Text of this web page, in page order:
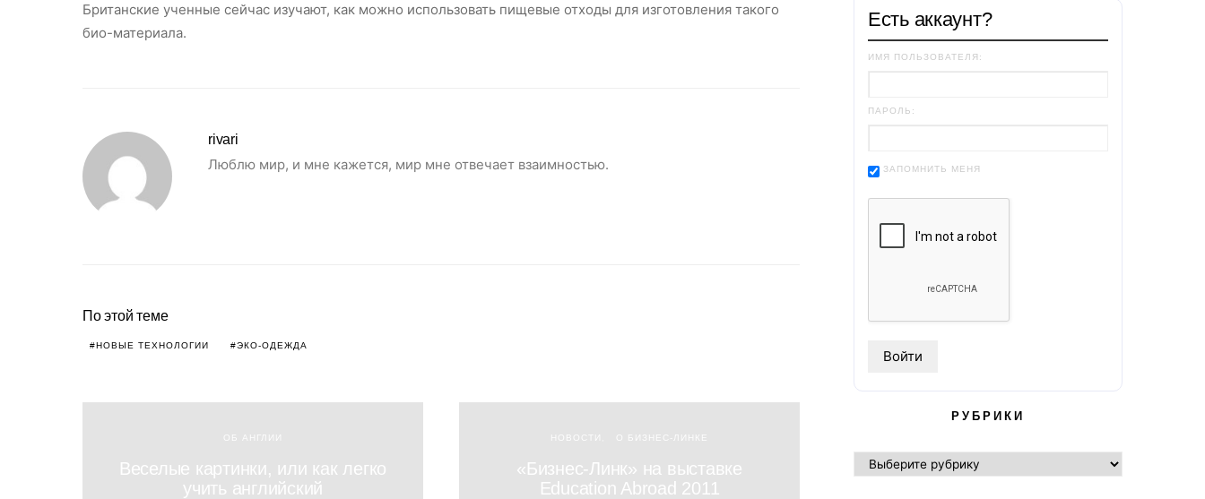
Британские ученные сейчас изучают, как можно использовать пищевые отходы для изготовления такого
био-материала.
rivari
Люблю мир, и мне кажется, мир мне отвечает взаимностью.
По этой теме
НОВЫЕ ТЕХНОЛОГИИ ЭКО-ОДЕЖДА
ОБ АНГЛИИ
Веселые картинки, или как легко
учить английский
НОВОСТИ О БИЗНЕС-ЛИНКЕ
«Бизнес-Линк» на выставке
Education Abroad 2011
Есть аккаунт?
ИМЯ ПОЛЬЗОВАТЕЛЯ:
ПАРОЛЬ:
ЗАПОМНИТЬ МЕНЯ
РУБРИКИ
РУБРИКИ